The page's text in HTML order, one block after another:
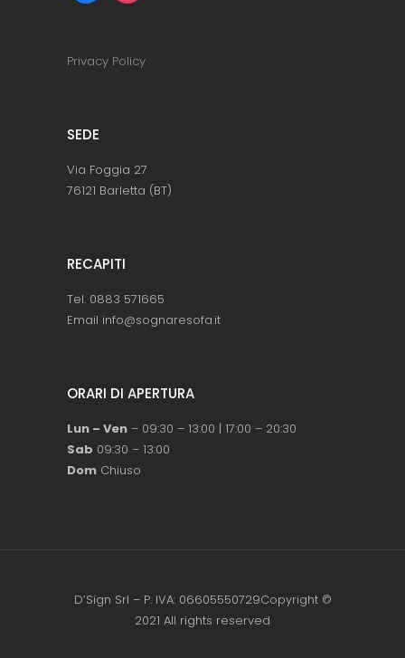
Privacy Policy
SEDE
Via Foggia 27
76121 Barletta (BT)
RECAPITI
Tel. 0883 571665
Email info@sognaresofa.it
ORARI DI APERTURA
Lun – Ven – 09:30 – 13:00 | 17:00 – 20:30
Sab 09:30 – 13:00
Dom Chiuso
D’Sign Srl – P. IVA: 06605550729Copyright ©
2021 All rights reserved